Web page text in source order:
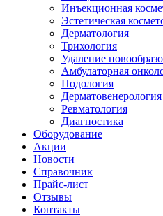
Инъекционная
Эстетическая
Дермато­логия
Трихология
Удаление
Амбулаторная
Подология
Дерматовенерология
Ревматология
Диагностика
Оборудование
Акции
Новости
Справочник
Прайс-лист
Отзывы
Контакты